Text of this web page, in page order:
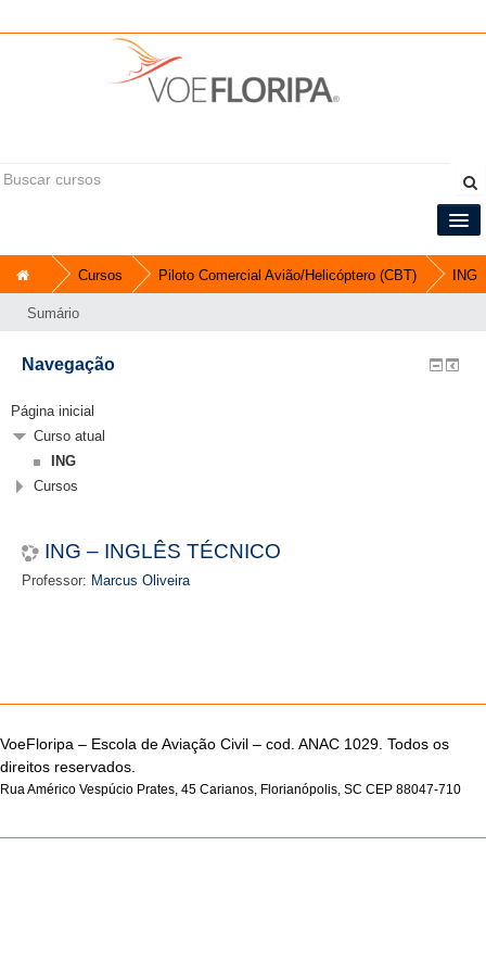
Central do Tripulante
Cursos Piloto Comercial Avião/Helicóptero (CBT) ING
Sumário
Navegação
Página inicial
Curso atual
ING
Cursos
ING – INGLÊS TÉCNICO
Professor: Marcus Oliveira
VoeFloripa – Escola de Aviação Civil – cod. ANAC 1029. Todos os
direitos reservados.
Rua Américo Vespúcio Prates, 45 Carianos, Florianópolis, SC CEP 88047-710